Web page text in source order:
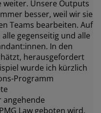
weiter. Unsere Outputs
besser, weil wir sie
Teams bearbeiten. Auf
gegenseitig und alle
In den
herausgefordert
wurde ich kürzlich
Programm
Law geboten wird.